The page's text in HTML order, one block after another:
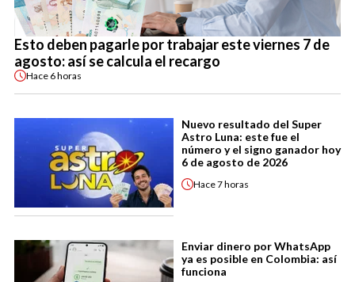
Esto deben pagarle por trabajar este viernes 7 de
agosto: así se calcula el recargo
Hace 6 horas
Nuevo resultado del Super
Astro Luna: este fue el
número y el signo ganador hoy
6 de agosto de 2026
Hace7 horas
Enviar dinero por WhatsApp
ya es posible en Colombia: así
funciona